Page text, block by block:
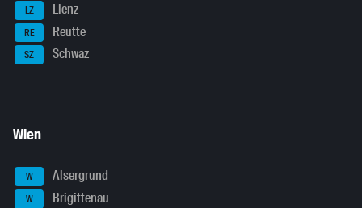
LZ Lienz
RE Reutte
SZ Schwaz
Wien
W Alsergrund
W Brigittenau